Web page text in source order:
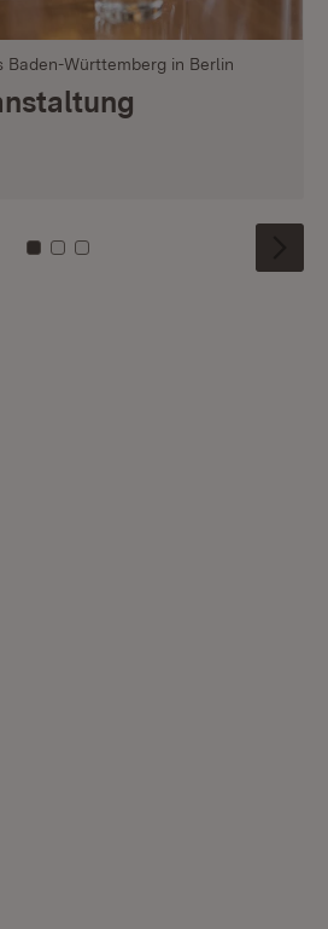
Baden-Württemberg in Berlin
Zu Kachel: 0
Zu Kachel: 1
Zu Kachel: 2